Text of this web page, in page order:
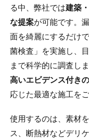
る中、弊社では建築
な提案が可能です。
面を綺麗にするだけ
菌検査」を実施し、
まで科学的に調査し
高いエビデンス付き
応じた最適な施工を
使用するのは、素材
ス、断熱材などデリ